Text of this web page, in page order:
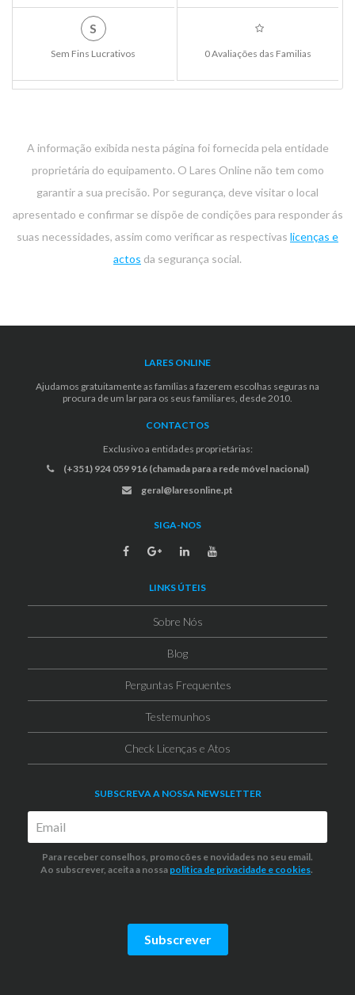
S
Sem Fins Lucrativos 0 Avaliações das Familias
A informação exibida nesta página foi fornecida pela entidade
proprietária do equipamento. O Lares Online não tem como
garantir a sua precisão. Por segurança, deve visitar o local
apresentado e confirmar se dispõe de condições para responder ás
suas necessidades, assim como verificar as respectivas licenças e
actos da segurança social.
LARES ONLINE
Ajudamos gratuitamente as famílias a fazerem escolhas seguras na
procura de um lar para os seus familiares, desde 2010.
CONTACTOS
Exclusivo a entidades proprietárias:
(+351) 924 059 916 (chamada para a rede móvel nacional)
geral@laresonline.pt
SIGA-NOS
LINKS ÚTEIS
Sobre Nós
Blog
Perguntas Frequentes
Testemunhos
Check Licenças e Atos
SUBSCREVA A NOSSA NEWSLETTER
Para receber conselhos, promocões e novidades no seu email.
Ao subscrever, aceita a nossa politica de privacidade e cookies.
Subscrever